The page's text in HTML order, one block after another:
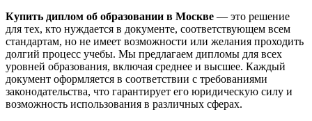
Купить диплом об образовании в Москве — это решение
для тех, кто нуждается в документе, соответствующем всем
стандартам, но не имеет возможности или желания проходить
долгий процесс учебы. Мы предлагаем дипломы для всех
уровней образования, включая среднее и высшее. Каждый
документ оформляется в соответствии с требованиями
законодательства, что гарантирует его юридическую силу и
возможность использования в различных сферах.